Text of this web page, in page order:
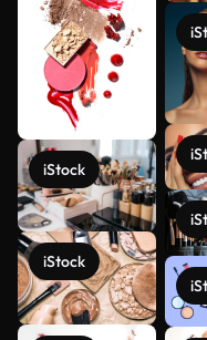
iStock
iStock